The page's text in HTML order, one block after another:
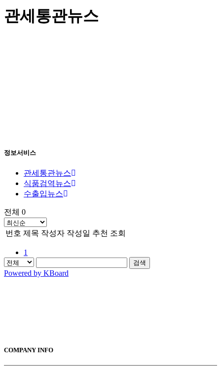
관세통관뉴스
정보서비스
관세통관뉴스
식품검역뉴스
수출입뉴스
전체 0
번호 제목 작성자 작성일 추천 조회
1
검색
Powered by KBoard
COMPANY INFO